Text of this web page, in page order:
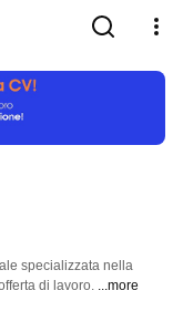
specializzata nella
di lavoro. ...more